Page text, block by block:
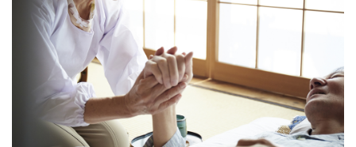
への連
携
3.4
（４）
看取り
3.4.1
心理的
サポー